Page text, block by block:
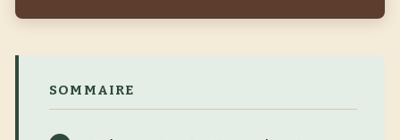
SOMMAIRE